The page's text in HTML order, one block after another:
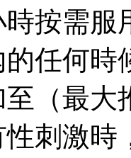
按需服
任何時
（最大
刺激